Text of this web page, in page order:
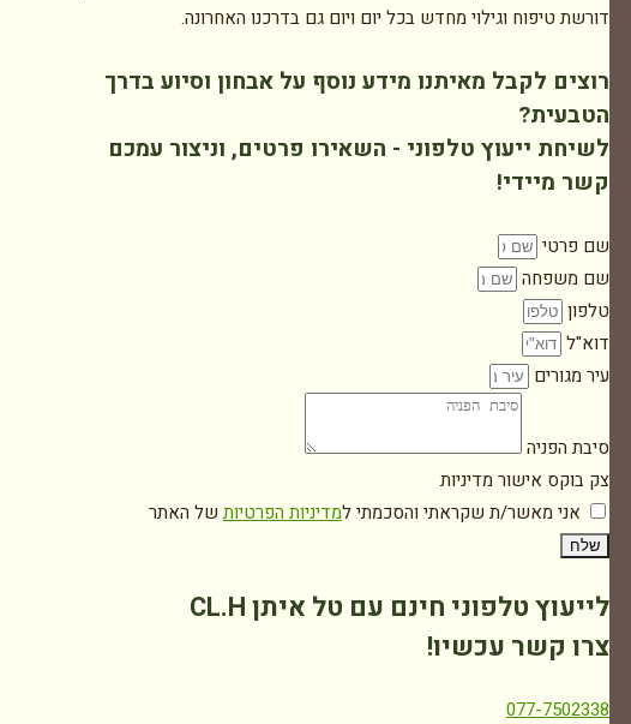
דורשת טיפוח וגילוי מחדש בכל יום ויום גם בדרכנו האחרונה.
רוצים לקבל מאיתנו מידע נוסף על אבחון וסיוע בדרך
הטבעית?
לשיחת ייעוץ טלפוני - השאירו פרטים, וניצור עמכם
קשר מיידי!
שם פרטי
שם משפחה
טלפון
דוא"ל
עיר מגורים
סיבת הפניה
צק בוקס אישור מדיניות
אני מאשר/ת שקראתי והסכמתי למדיניות הפרטיות של האתר
שלח
לייעוץ טלפוני חינם עם טל איתן CL.H
צרו קשר עכשיו!
077-7502338